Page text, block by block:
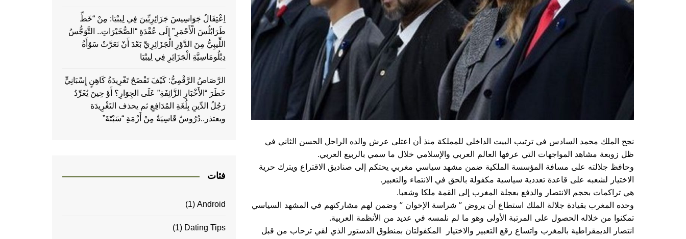
نجح الملك محمد السادس في ترتيب البيت الداخلي للمملكة منذ أن اعتلى عرش والده الراحل الحسن الثاني في
ظل زوبعة مشاهد المواجهات التي عرفها العالم العربي والإسلامي خلال ما سمي بالربيع العربي.
وحافظ جلالته على مسافة المؤسسة الملكية ضمن مشهد سياسي مغربي يحتكم إلى صناديق الاقتراع ويترك حرية
الاختيار لشعبه على قاعدة تعددية سياسية مكفولة بالحق في الانتماء والتعبير.
هي تراكمات بحجم الانتصار والدفع بعجلة المغرب إلى القمة ملكا وشعبا.
وحده المغرب بقيادة جلالة الملك استطاع أن يروض ” شراسة الإخوان ” وضمن لهم مشاركتهم في المشهد السياسي
تمكنوا من خلاله الحصول على المرتبة الأولى وهو ما لم نلمسه في عديد من الأنظمة العربية.
انتصار الديمقراطية بالمغرب واتساع رقع التعبير والاختيار المكفولتان بمنطوق الدستور الذي لقي ترحاب من قبل
اِعْتِقَالُ جَوَاسِيسَ جَزَائِرِيِّينَ فِي لِيبْيَا: مِنْ “خَطِّ
طَرَابُلُسَ الْأَحْمَرِ” إِلَى عُقْدَةِ “الصُّخَيْرَاتِ.. التَّوَجُّسُ
اللِّيبِيُّ مِنَ الدَّوْرِ الْجَزَائِرِيِّ بَعْدَ أَنْ تَعَرَّتْ سَوْأَةُ
دِبْلُومَاسِيَّةِ الْجَزَائِرِ فِي لِيبْيَا
الرَّصَاصُ الرَّقْمِيُّ: كَيْفَ تَفْضَحُ تَغْرِيدَةُ كَاهِنٍ إِسْبَانِيٍّ
خَطَرَ “الأَخْبَارِ الزَّائِفَةِ” عَلَى الجِوَارِ؟ أَوْ حِينَ يُغَرِّدُ
رَجُلُ الدِّينِ بِلُغَةِ المُدَافِعِ ثم يحذف التَغْرِيدَة
ويعتذر..دُرُوسٌ قَاسِيَةٌ مِنْ أَزْمَةِ “سَبْتَةَ”
فئات
Android
(1)
Dating Tips
(1)